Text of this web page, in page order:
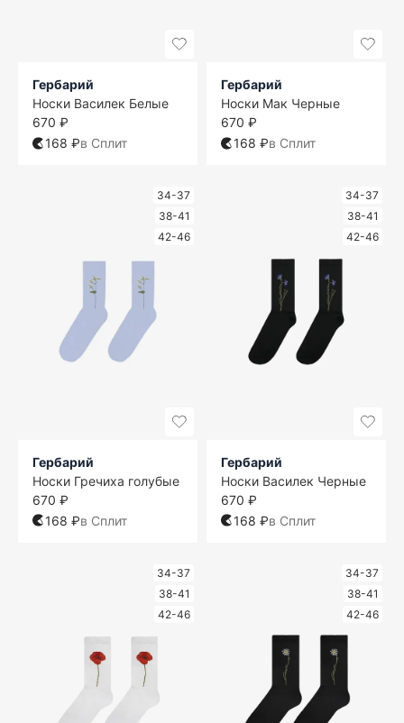
Гербарий
Носки Василек Белые
670 ₽
168 ₽в Сплит
Гербарий
Носки Мак Черные
670 ₽
168 ₽в Сплит
34-37
38-41
42-46
Гербарий
Носки Гречиха голубые
670 ₽
168 ₽в Сплит
34-37
38-41
42-46
Гербарий
Носки Василек Черные
670 ₽
168 ₽в Сплит
34-37
38-41
42-46
34-37
38-41
42-46